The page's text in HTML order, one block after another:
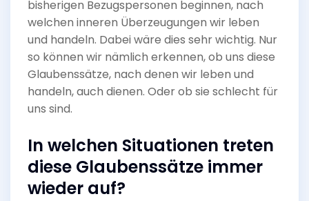
bisherigen Bezugspersonen beginnen, nach
welchen inneren Überzeugungen wir leben
und handeln. Dabei wäre dies sehr wichtig. Nur
so können wir nämlich erkennen, ob uns diese
Glaubenssätze, nach denen wir leben und
handeln, auch dienen. Oder ob sie schlecht für
uns sind.
In welchen Situationen treten
diese Glaubenssätze immer
wieder auf?